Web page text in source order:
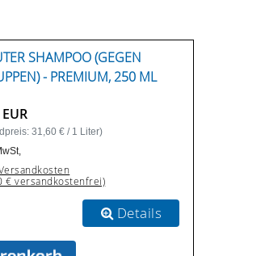
SHAMPOO (GEGEN
- PREMIUM, 250 ML
31,60 € / 1 Liter)
€ versandkostenfrei)
Details